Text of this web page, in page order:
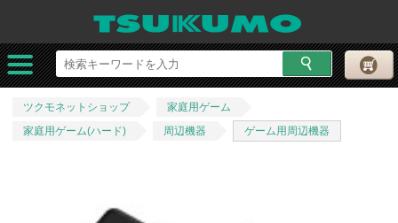
ツクモネットショップ
家庭用ゲーム
家庭用ゲーム(ハード)
周辺機器 ゲーム用周辺機器